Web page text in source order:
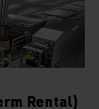
Rental)